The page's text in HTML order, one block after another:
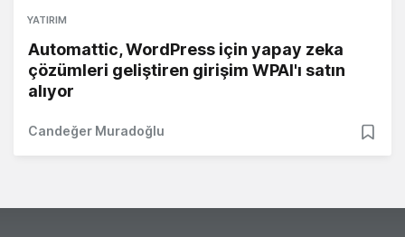
YATIRIM
Automattic, WordPress için yapay zeka
çözümleri geliştiren girişim WPAI'ı satın
alıyor
Candeğer Muradoğlu